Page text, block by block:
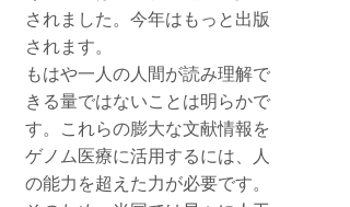
されました。今年はもっと出版
されます。
もはや一人の人間が読み理解で
きる量ではないことは明らかで
す。これらの膨大な文献情報を
ゲノム医療に活用するには、人
の能力を超えた力が必要です。